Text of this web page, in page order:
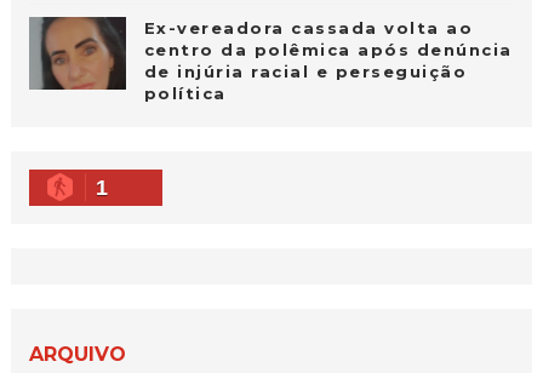
Ex-vereadora cassada volta ao
centro da polêmica após denúncia
de injúria racial e perseguição
política
1
ARQUIVO